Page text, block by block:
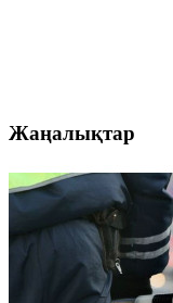
Жаңалықтар